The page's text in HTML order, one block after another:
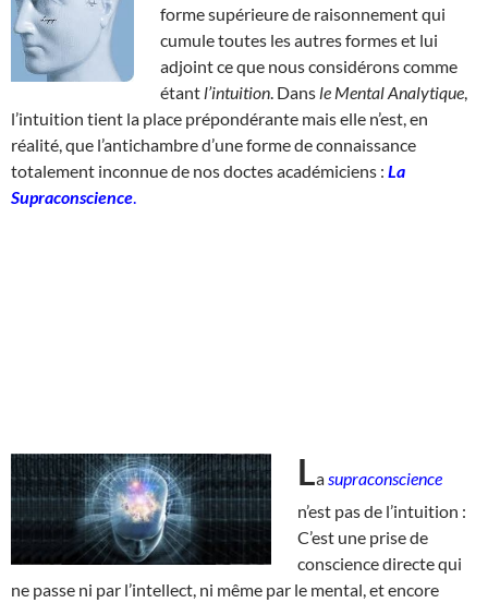
forme supérieure de raisonnement qui
cumule toutes les autres formes et lui
adjoint ce que nous considérons comme
étant l’intuition . Dans le Mental Analytique
l’intuition tient la place prépondérante mais elle n’est, en
réalité, que l’antichambre d’une forme de connaissance
totalement inconnue de nos doctes académiciens : La
Supraconscience
La supraconscience
n’est pas de l’intuition :
C’est une prise de
conscience directe qui
ne passe ni par l’intellect, ni même par le mental, et encore